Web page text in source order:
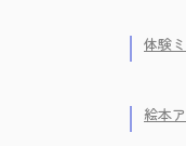
体験
絵本